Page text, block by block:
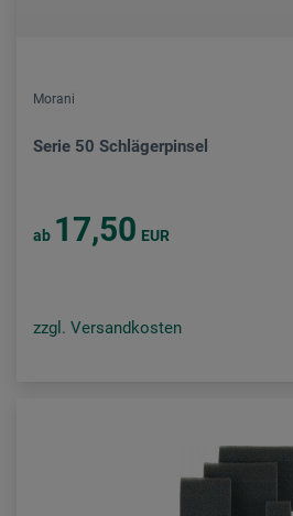
Morani
Serie 50 Schlägerpinsel
ab 17,50 EUR
zzgl. Versandkosten